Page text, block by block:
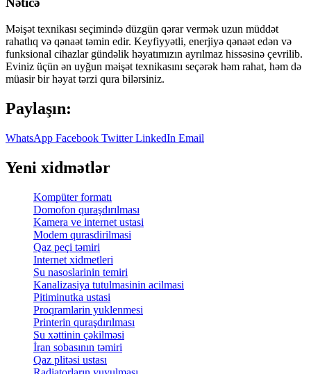
Məişət texnikası seçimində düzgün qərar vermək uzun müddət
rahatlıq və qənaət təmin edir. Keyfiyyətli, enerjiyə qənaət edən və
funksional cihazlar gündəlik həyatımızın ayrılmaz hissəsinə çevrilib.
Eviniz üçün ən uyğun məişət texnikasını seçərək həm rahat, həm də
müasir bir həyat tərzi qura bilərsiniz.
Paylaşın:
WhatsApp Facebook TwitterLinkedIn Email
Yeni xidmətlər
Kompüter formatı
Domofon quraşdırılması
Kamera ve internet ustasi
Modem qurasdirilmasi
Qaz peçi təmiri
Internet xidmetleri
Su nasoslarinin temiri
Kanalizasiya tutulmasinin acilmasi
Pitiminutka ustasi
Proqramlarin yuklenmesi
Printerin quraşdırılması
Su xəttinin çəkilməsi
İran sobasının təmiri
Qaz plitəsi ustası